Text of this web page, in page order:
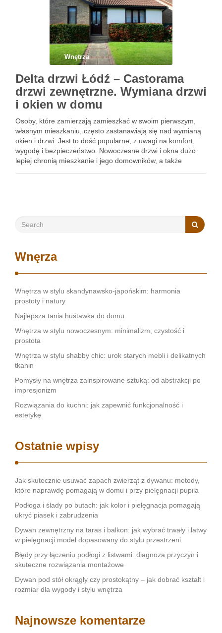
Wnętrza
Delta drzwi Łódź – Castorama
drzwi zewnętrzne. Wymiana drzwi
i okien w domu
Osoby, które zamierzają zamieszkać w swoim pierwszym,
własnym mieszkaniu, często zastanawiają się nad wymianą
okien i drzwi. Jest to dość popularne, z uwagi na komfort,
wygodę i bezpieczeństwo. Nowoczesne drzwi i okna dużo
lepiej chronią mieszkanie i jego domowników, a także
Wnęrza
Wnętrza w stylu skandynawsko-japońskim: harmonia
prostoty i natury
Najlepsza tania huśtawka do domu
Wnętrza w stylu nowoczesnym: minimalizm, czystość i
prostota
Wnętrza w stylu shabby chic: urok starych mebli i delikatnych
tkanin
Pomysły na wnętrza zainspirowane sztuką: od abstrakcji po
impresjonizm
Rozwiązania do kuchni: jak zapewnić funkcjonalność i
estetykę
Ostatnie wpisy
Jak skutecznie usuwać zapach zwierząt z dywanu: metody,
które naprawdę pomagają w domu i przy pielęgnacji pupila
Podłoga i ślady po butach: jak kolor i pielęgnacja pomagają
ukryć piasek i zabrudzenia
Dywan zewnętrzny na taras i balkon: jak wybrać trwały i łatwy
w pielęgnacji model dopasowany do stylu przestrzeni
Błędy przy łączeniu podłogi z listwami: diagnoza przyczyn i
skuteczne rozwiązania montażowe
Dywan pod stół okrągły czy prostokątny – jak dobrać kształt i
rozmiar dla wygody i stylu wnętrza
Najnowsze komentarze